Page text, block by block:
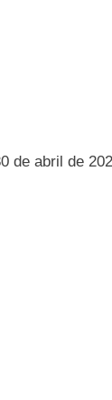
de abril de